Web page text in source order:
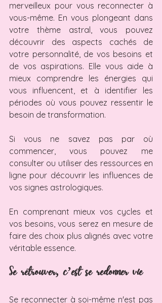
merveilleux pour vous reconnecter à
vous-même. En vous plongeant dans
votre thème astral, vous pouvez
découvrir des aspects cachés de
votre personnalité, de vos besoins et
de vos aspirations. Elle vous aide à
mieux comprendre les énergies qui
vous influencent, et à identifier les
périodes où vous pouvez ressentir le
besoin de transformation.
Si vous ne savez pas par où
commencer, vous pouvez me
consulter ou utiliser des ressources en
ligne pour découvrir les influences de
vos signes astrologiques.
En comprenant mieux vos cycles et
vos besoins, vous serez en mesure de
faire des choix plus alignés avec votre
véritable essence.
Se retrouver, c’est se redonner vie
Se reconnecter à soi-même n'est pas